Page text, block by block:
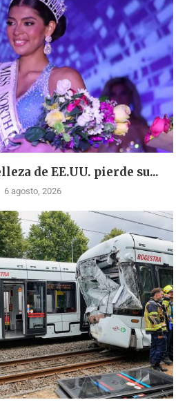
de EE.UU. pierde su...
6 agosto, 2026